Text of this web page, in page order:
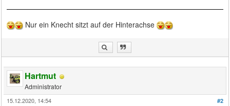
Nur ein Knecht sitzt auf der Hinterachse
Hartmut
Administrator
#2
15.12.2020, 14:54